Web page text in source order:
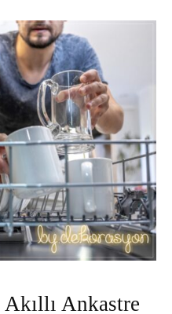
Ankastre